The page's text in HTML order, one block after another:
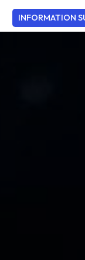
INFORMATION